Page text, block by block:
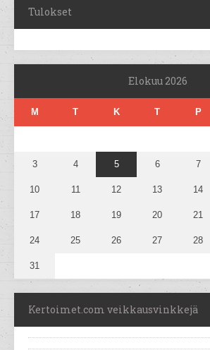
Tulokset
Elokuu 2026
M T K T P
3 4 5 6 7
10 11 12 13 14
17 18 19 20 21
24 25 26 27 28
31
Kertoimet.com veikkausvinkkejä